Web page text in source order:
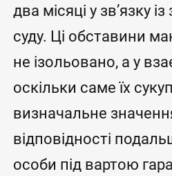
два місяці у зв’язку
суду. Ці обставини
не ізольовано, а у
оскільки саме їх
визначальне
відповідності
особи під вартою